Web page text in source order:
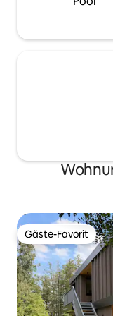
Gäste-Favorit
Gäste-Favorit